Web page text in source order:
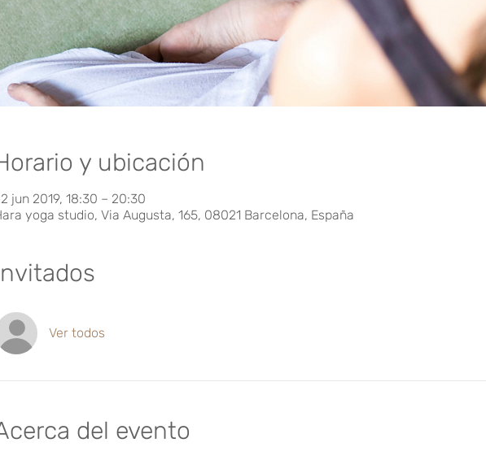
y ubicación
jun 2019, 18:30 – 20:30
yoga studio, Via Augusta, 165, 08021 Barcelona, España
Ver todos
del evento